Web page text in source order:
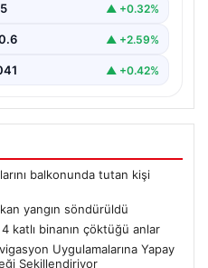
▲ +0.32%
▲ +2.59%
▲ +0.42%
balkonunda tutan kişi
yangın söndürüldü
katlı binanın çöktüğü anlar
Uygulamalarına Yapay
Şekillendiriyor